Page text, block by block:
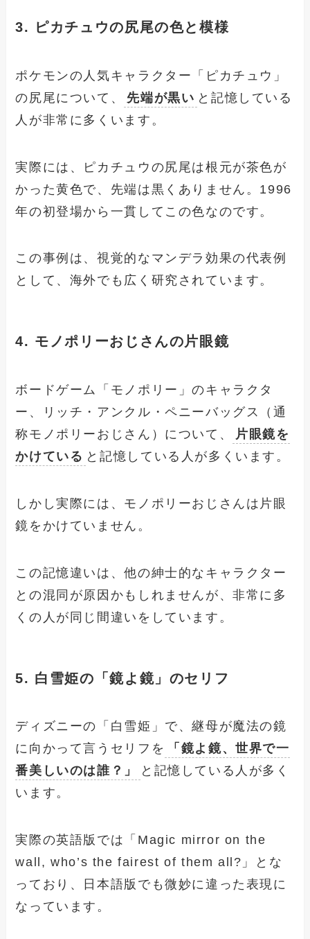
3. ピカチュウの尻尾の色と模様
ポケモンの人気キャラクター「ピカチュウ」
の尻尾について、
先端が黒い と記憶している
人が非常に多くいます。
実際には、ピカチュウの尻尾は根元が茶色が
かった黄色で、先端は黒くありません。1996
年の初登場から一貫してこの色なのです。
この事例は、視覚的なマンデラ効果の代表例
として、海外でも広く研究されています。
4. モノポリーおじさんの片眼鏡
ボードゲーム「モノポリー」のキャラクタ
ー、リッチ・アンクル・ペニーバッグス（通
称モノポリーおじさん）について、
片眼鏡を
かけている と記憶している人が多くいます。
しかし実際には、モノポリーおじさんは片眼
鏡をかけていません。
この記憶違いは、他の紳士的なキャラクター
との混同が原因かもしれませんが、非常に多
くの人が同じ間違いをしています。
5. 白雪姫の「鏡よ鏡」のセリフ
ディズニーの「白雪姫」で、継母が魔法の鏡
に向かって言うセリフを
「鏡よ鏡、世界で一
番美しいのは誰？」
と記憶している人が多く
います。
実際の英語版では「Magic mirror on the
wall, who’s the fairest of them all?」とな
っており、日本語版でも微妙に違った表現に
なっています。